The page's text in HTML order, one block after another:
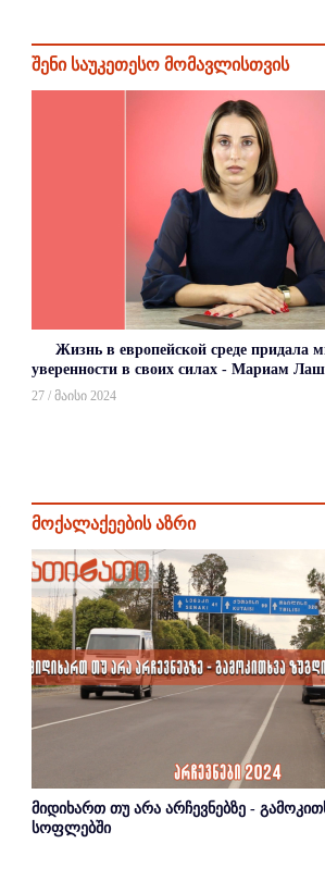
შენი საუკეთესო მომავლისთვის
Жизнь в европейской среде придала
уверенности в своих силах - Мариам
27 / მაისი 2024
მოქალაქეების აზრი
მიდიხართ თუ არა არჩევნებზე -
სოფლებში